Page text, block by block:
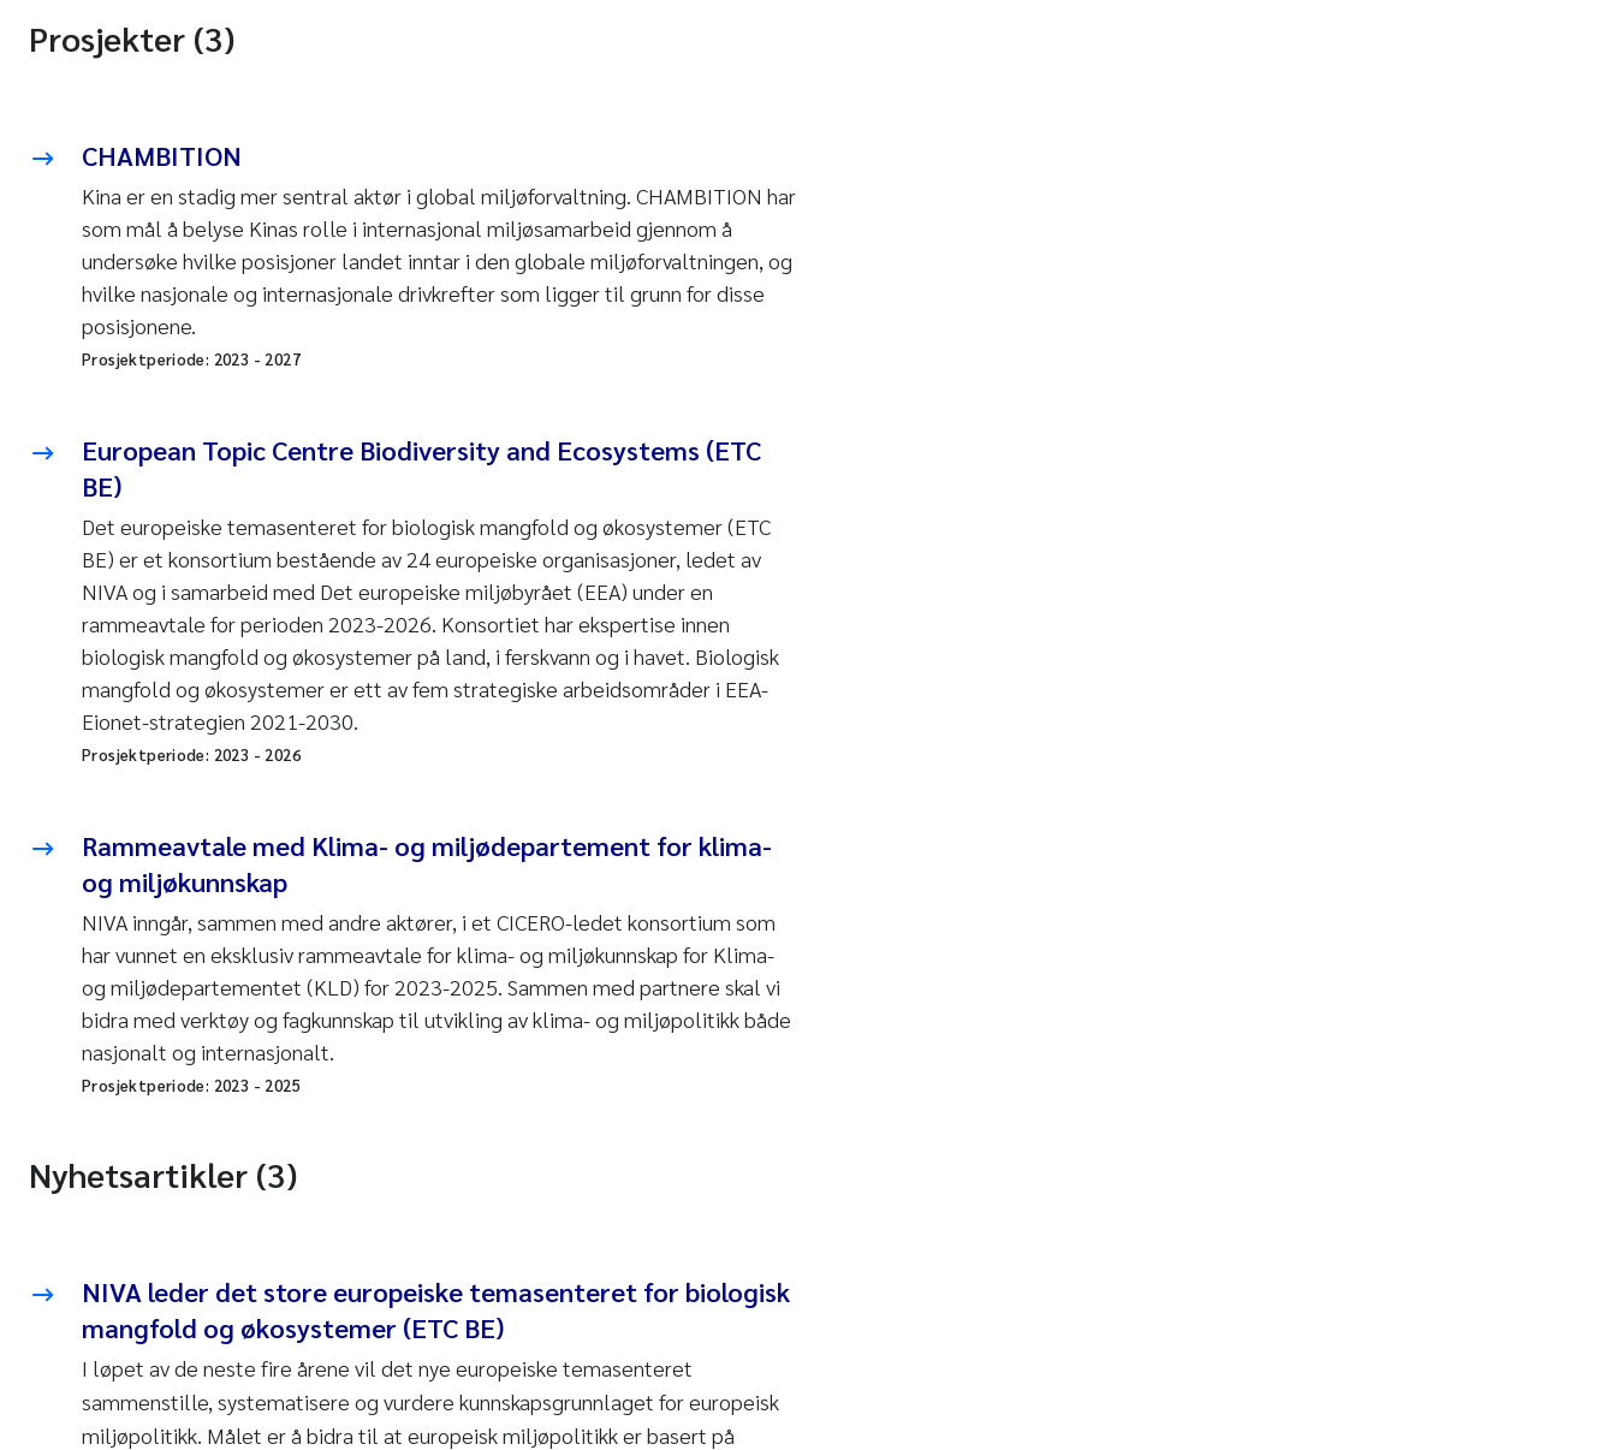
Prosjekter (3)
CHAMBITION
Kina er en stadig mer sentral aktør i global miljøforvaltning. CHAMBITION har
som mål å belyse Kinas rolle i internasjonal miljøsamarbeid gjennom å
undersøke hvilke posisjoner landet inntar i den globale miljøforvaltningen, og
hvilke nasjonale og internasjonale drivkrefter som ligger til grunn for disse
posisjonene.
Prosjektperiode: 2023 - 2027
European Topic Centre Biodiversity and Ecosystems (ETC
BE)
Det europeiske temasenteret for biologisk mangfold og økosystemer (ETC
BE) er et konsortium bestående av 24 europeiske organisasjoner, ledet av
NIVA og i samarbeid med Det europeiske miljøbyrået (EEA) under en
rammeavtale for perioden 2023-2026. Konsortiet har ekspertise innen
biologisk mangfold og økosystemer på land, i ferskvann og i havet. Biologisk
mangfold og økosystemer er ett av fem strategiske arbeidsområder i EEA-
Eionet-strategien 2021-2030.
Prosjektperiode: 2023 - 2026
Rammeavtale med Klima- og miljødepartement for klima-
og miljøkunnskap
NIVA inngår, sammen med andre aktører, i et CICERO-ledet konsortium som
har vunnet en eksklusiv rammeavtale for klima- og miljøkunnskap for Klima-
og miljødepartementet (KLD) for 2023-2025. Sammen med partnere skal vi
bidra med verktøy og fagkunnskap til utvikling av klima- og miljøpolitikk både
nasjonalt og internasjonalt.
Prosjektperiode: 2023 - 2025
Nyhetsartikler (3)
NIVA leder det store europeiske temasenteret for biologisk
mangfold og økosystemer (ETC BE)
I løpet av de neste fire årene vil det nye europeiske temasenteret
sammenstille, systematisere og vurdere kunnskapsgrunnlaget for europeisk
miljøpolitikk. Målet er å bidra til at europeisk miljøpolitikk er basert på